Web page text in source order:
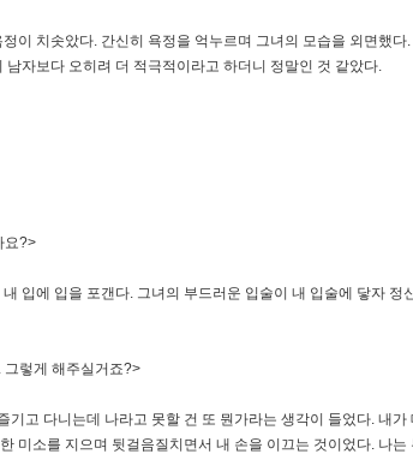
이 치솟았다. 간신히 욕정을 억누르며 그녀의 모습을 외면했
남자보다 오히려 더 적극적이라고 하더니 정말인 것 같았다.
요?>
입에 입을 포갠다. 그녀의 부드러운 입술이 내 입술에 닿자
그렇게 해주실거죠?>
고 다니는데 나라고 못할 건 또 뭔가라는 생각이 들었다. 내
미소를 지으며 뒷걸음질치면서 내 손을 이끄는 것이었다. 나